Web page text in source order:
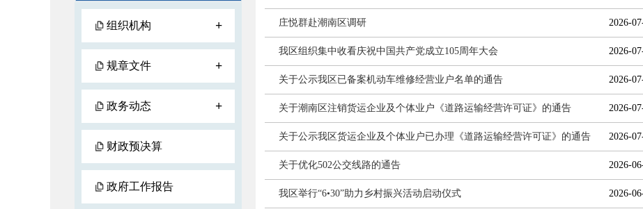
组织机构 +
规章文件 +
政务动态 +
财政预决算
政府工作报告
庄悦群赴潮南区调研 2026-
我区组织集中收看庆祝中国共产党成立105周年大会 2026-
关于公示我区已备案机动车维修经营业户名单的通告 2026-
关于潮南区注销货运企业及个体业户《道路运输经营许可证》的通告 2026-
关于公示我区货运企业及个体业户已办理《道路运输经营许可证》的通告 2026-
关于优化502公交线路的通告 2026-
我区举行“6•30”助力乡村振兴活动启动仪式 2026-